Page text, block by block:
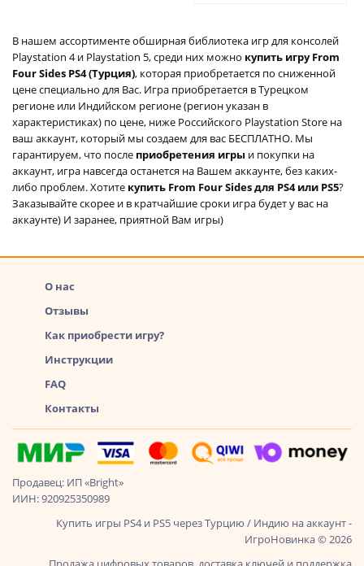
В нашем ассортименте обширная библиотека игр для консолей
Playstation 4 и Playstation 5, среди них можно купить игру From
Four Sides PS4 (Турция), которая приобретается по сниженной
цене специально для Вас. Игра приобретается в Турецком
регионе или Индийском регионе (регион указан в
характеристиках) по цене, ниже Российского Playstation Store на
ваш аккаунт, который мы создаем для вас БЕСПЛАТНО. Мы
гарантируем, что после приобретения игры и покупки на
аккаунт, игра навсегда останется на Вашем аккаунте, без каких-
либо проблем. Хотите купить From Four Sides для PS4 или PS5?
Заказывайте скорее и в кратчайшие сроки игра будет у вас на
аккаунте) И заранее, приятной Вам игры)
О нас
Отзывы
Как приобрести игру?
Инструкции
FAQ
Контакты
Продавец: ИП «Bright»
ИИН: 920925350989
Купить игры PS4 и PS5 через Турцию / Индию на аккаунт -
ИгроНовинка © 2026